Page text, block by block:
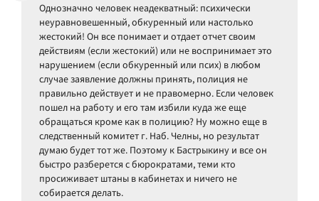
Однозначно человек неадекватный: психически
неуравновешенный, обкуренный или настолько
жестокий! Он все понимает и отдает отчет своим
действиям (если жестокий) или не воспринимает это
нарушением (если обкуренный или псих) в любом
случае заявление должны принять, полиция не
правильно действует и не правомерно. Если человек
пошел на работу и его там избили куда же еще
обращаться кроме как в полицию? Ну можно еще в
следственный комитет г. Наб. Челны, но результат
думаю будет тот же. Поэтому к Бастрыкину и все он
быстро разберется с бюрократами, теми кто
просиживает штаны в кабинетах и ничего не
собирается делать.